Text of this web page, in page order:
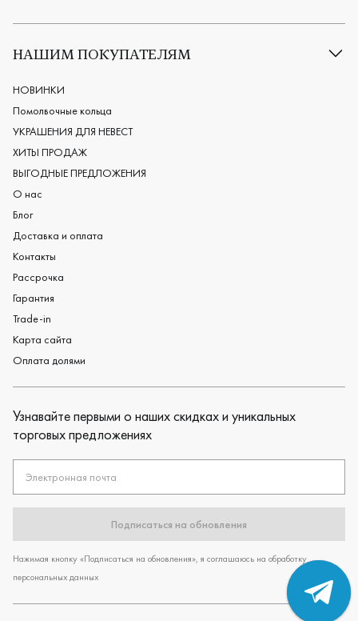
Все обручальные кольца
Европейские обручальные кольца
Мужские обручальные кольца
Женские обручальные кольца
Обручальные кольца из платины
Дизайнерские обручальные кольца
Черные обручальные кольца
НАШИМ ПОКУПАТЕЛЯМ
НОВИНКИ
Помолвочные кольца
УКРАШЕНИЯ ДЛЯ НЕВЕСТ
ХИТЫ ПРОДАЖ
ВЫГОДНЫЕ ПРЕДЛОЖЕНИЯ
О нас
Блог
Доставка и оплата
Контакты
Рассрочка
Гарантия
Trade-in
Карта сайта
Оплата долями
Узнавайте первыми о наших скидках и уникальных
торговых предложениях
Электронная почта
Подписаться на обновления
Нажимая кнопку «Подписаться на обновления», я соглашаюсь на обработку
персональных данных